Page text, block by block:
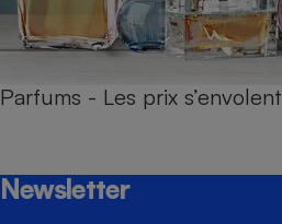
Parfums - Les prix s’envolent
Newsletter